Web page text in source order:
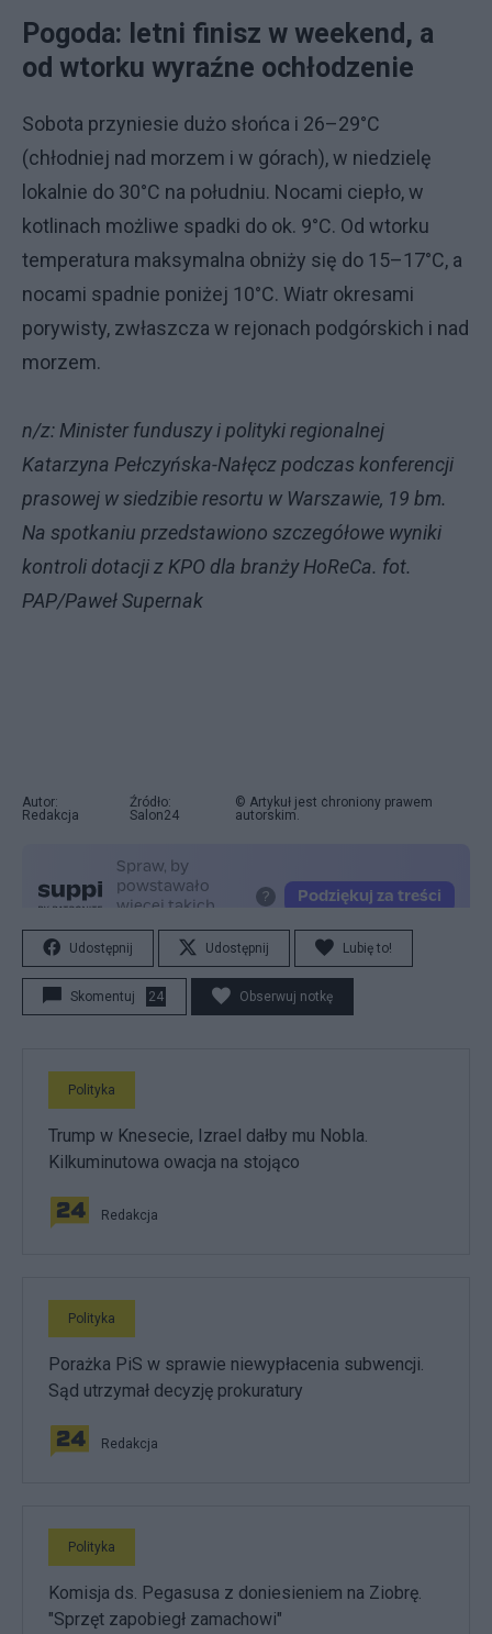
Pogoda: letni finisz w weekend, a
od wtorku wyraźne ochłodzenie
Sobota przyniesie dużo słońca i 26–29°C
(chłodniej nad morzem i w górach), w niedzielę
lokalnie do 30°C na południu. Nocami ciepło, w
kotlinach możliwe spadki do ok. 9°C. Od wtorku
temperatura maksymalna obniży się do 15–17°C, a
nocami spadnie poniżej 10°C. Wiatr okresami
porywisty, zwłaszcza w rejonach podgórskich i nad
morzem.
n/z: Minister funduszy i polityki regionalnej
Katarzyna Pełczyńska-Nałęcz podczas konferencji
prasowej w siedzibie resortu w Warszawie, 19 bm.
Na spotkaniu przedstawiono szczegółowe wyniki
kontroli dotacji z KPO dla branży HoReCa. fot.
PAP/Paweł Supernak
Autor:
Redakcja
Źródło:
Salon24
© Artykuł jest chroniony prawem
autorskim.
Udostępnij Udostępnij Lubię to!
Skomentuj 24 Obserwuj notkę
Polityka
Trump w Knesecie, Izrael dałby mu Nobla.
Kilkuminutowa owacja na stojąco
Redakcja
Polityka
Porażka PiS w sprawie niewypłacenia subwencji.
Sąd utrzymał decyzję prokuratury
Redakcja
Polityka
Komisja ds. Pegasusa z doniesieniem na Ziobrę.
"Sprzęt zapobiegł zamachowi"